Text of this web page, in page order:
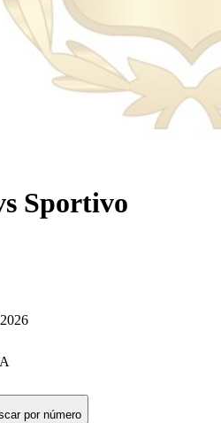
Sportivo
por número